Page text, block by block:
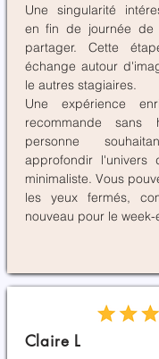
Une singularité
en fin de journée de
partager. Cette
échange autour
le autres stagiaires.
Une expérience
recommande sans
personne
approfondir l'univers
minimaliste. Vous
les yeux fermés,
nouveau pour le
Claire L